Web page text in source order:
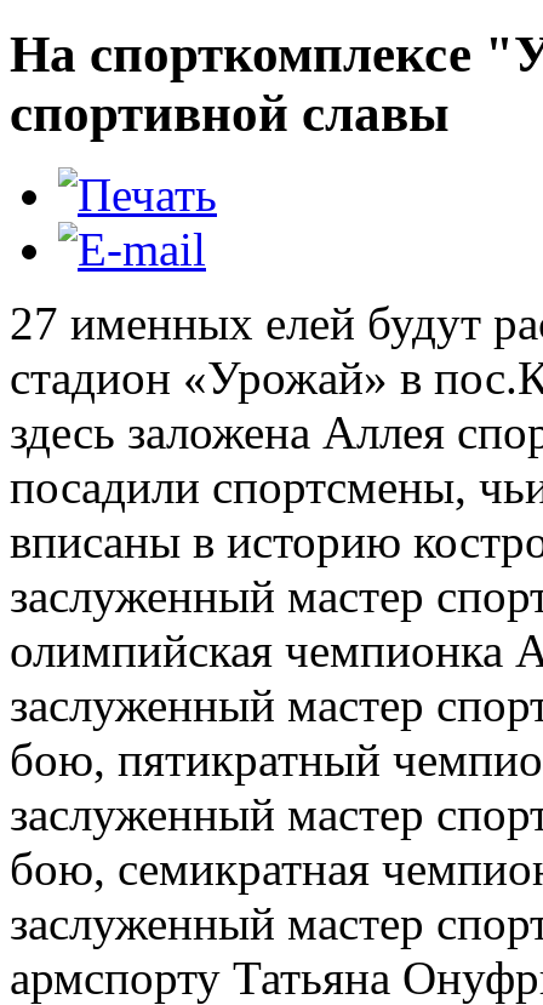
На спорткомплексе
спортивной славы
27 именных елей будут
стадион «Урожай» в
здесь заложена Аллея
посадили спортсмены,
вписаны в историю
заслуженный мастер
олимпийская чемпионка
заслуженный мастер
бою, пятикратный
заслуженный мастер
бою, семикратная
заслуженный мастер
армспорту Татьяна